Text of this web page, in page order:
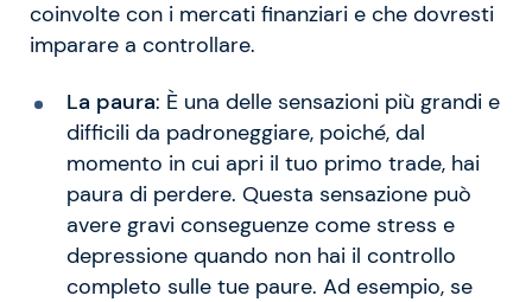
coinvolte con i mercati finanziari e che dovresti
imparare a controllare.
La paura: È una delle sensazioni più grandi e
difficili da padroneggiare, poiché, dal
momento in cui apri il tuo primo trade, hai
paura di perdere. Questa sensazione può
avere gravi conseguenze come stress e
depressione quando non hai il controllo
completo sulle tue paure. Ad esempio, se